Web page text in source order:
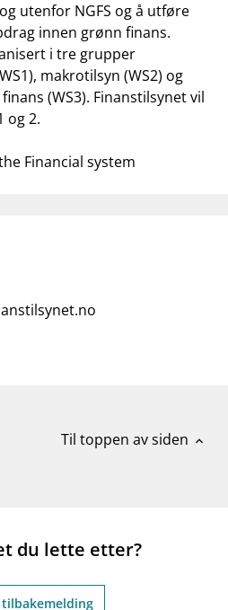
utenfor NGFS og å utføre
innen grønn finans.
i tre grupper
makrotilsyn (WS2) og
(WS3). Finanstilsynet vil
og 2.
Financial system
Til toppen av siden expand_less
du lette etter?
tilbakemelding